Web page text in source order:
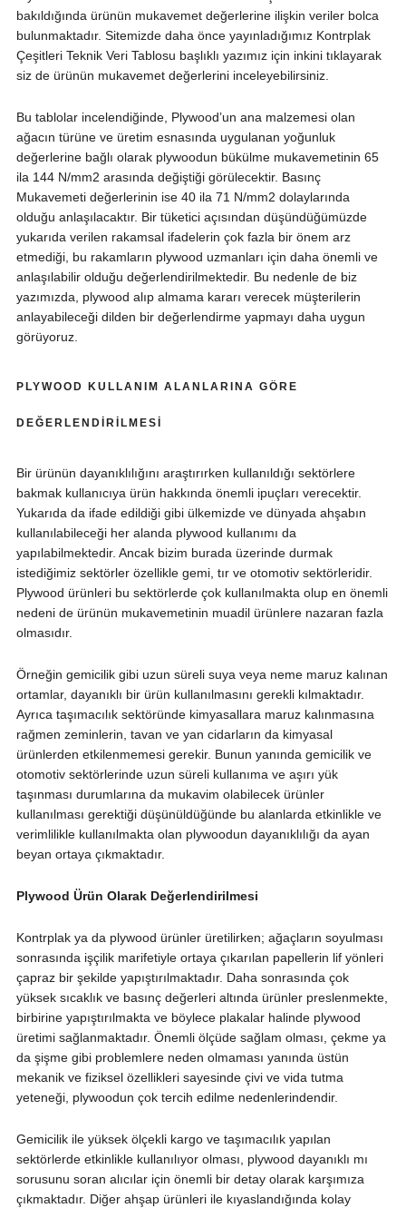
bakıldığında ürünün mukavemet değerlerine ilişkin veriler bolca
bulunmaktadır. Sitemizde daha önce yayınladığımız Kontrplak
Çeşitleri Teknik Veri Tablosu başlıklı yazımız için inkini tıklayarak
siz de ürünün mukavemet değerlerini inceleyebilirsiniz.
Bu tablolar incelendiğinde, Plywood’un ana malzemesi olan
ağacın türüne ve üretim esnasında uygulanan yoğunluk
değerlerine bağlı olarak plywoodun bükülme mukavemetinin 65
ila 144 N/mm2 arasında değiştiği görülecektir. Basınç
Mukavemeti değerlerinin ise 40 ila 71 N/mm2 dolaylarında
olduğu anlaşılacaktır. Bir tüketici açısından düşündüğümüzde
yukarıda verilen rakamsal ifadelerin çok fazla bir önem arz
etmediği, bu rakamların plywood uzmanları için daha önemli ve
anlaşılabilir olduğu değerlendirilmektedir. Bu nedenle de biz
yazımızda, plywood alıp almama kararı verecek müşterilerin
anlayabileceği dilden bir değerlendirme yapmayı daha uygun
görüyoruz.
PLYWOOD KULLANIM ALANLARINA GÖRE
DEĞERLENDIRILMESI
Bir ürünün dayanıklılığını araştırırken kullanıldığı sektörlere
bakmak kullanıcıya ürün hakkında önemli ipuçları verecektir.
Yukarıda da ifade edildiği gibi ülkemizde ve dünyada ahşabın
kullanılabileceği her alanda plywood kullanımı da
yapılabilmektedir. Ancak bizim burada üzerinde durmak
istediğimiz sektörler özellikle gemi, tır ve otomotiv sektörleridir.
Plywood ürünleri bu sektörlerde çok kullanılmakta olup en önemli
nedeni de ürünün mukavemetinin muadil ürünlere nazaran fazla
olmasıdır.
Örneğin gemicilik gibi uzun süreli suya veya neme maruz kalınan
ortamlar, dayanıklı bir ürün kullanılmasını gerekli kılmaktadır.
Ayrıca taşımacılık sektöründe kimyasallara maruz kalınmasına
rağmen zeminlerin, tavan ve yan cidarların da kimyasal
ürünlerden etkilenmemesi gerekir. Bunun yanında gemicilik ve
otomotiv sektörlerinde uzun süreli kullanıma ve aşırı yük
taşınması durumlarına da mukavim olabilecek ürünler
kullanılması gerektiği düşünüldüğünde bu alanlarda etkinlikle ve
verimlilikle kullanılmakta olan plywoodun dayanıklılığı da ayan
beyan ortaya çıkmaktadır.
Plywood Ürün Olarak Değerlendirilmesi
Kontrplak ya da plywood ürünler üretilirken; ağaçların soyulması
sonrasında işçilik marifetiyle ortaya çıkarılan papellerin lif yönleri
çapraz bir şekilde yapıştırılmaktadır. Daha sonrasında çok
yüksek sıcaklık ve basınç değerleri altında ürünler preslenmekte,
birbirine yapıştırılmakta ve böylece plakalar halinde plywood
üretimi sağlanmaktadır. Önemli ölçüde sağlam olması, çekme ya
da şişme gibi problemlere neden olmaması yanında üstün
mekanik ve fiziksel özellikleri sayesinde çivi ve vida tutma
yeteneği, plywoodun çok tercih edilme nedenlerindendir.
Gemicilik ile yüksek ölçekli kargo ve taşımacılık yapılan
sektörlerde etkinlikle kullanılıyor olması, plywood dayanıklı mı
sorusunu soran alıcılar için önemli bir detay olarak karşımıza
çıkmaktadır. Diğer ahşap ürünleri ile kıyaslandığında kolay